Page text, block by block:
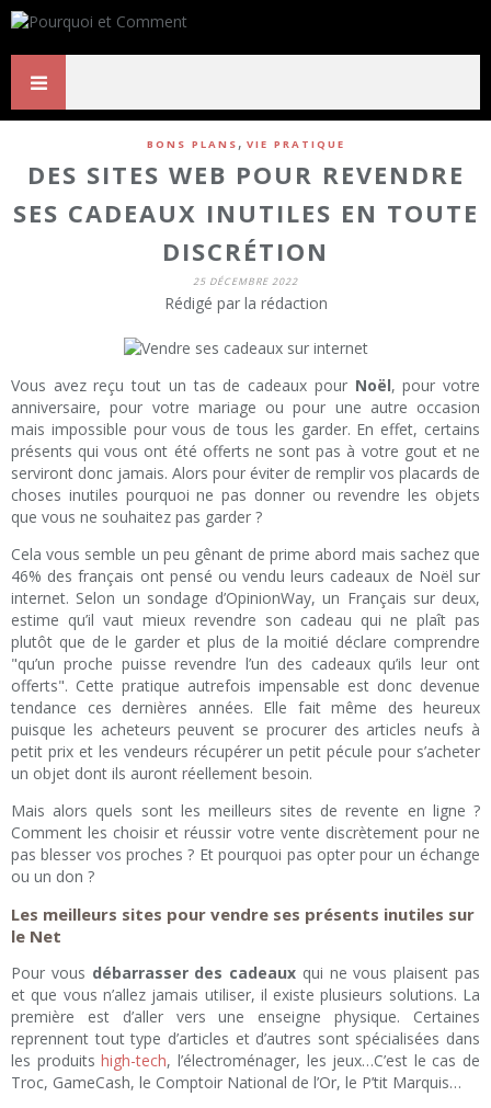
BONS PLANS , VIE PRATIQUE
DES SITES WEB POUR REVENDRE
SES CADEAUX INUTILES EN TOUTE
DISCRÉTION
25 DÉCEMBRE 2022
Rédigé par la rédaction
Vous avez reçu tout un tas de cadeaux pour Noël, pour votre
anniversaire, pour votre mariage ou pour une autre occasion
mais impossible pour vous de tous les garder. En effet, certains
présents qui vous ont été offerts ne sont pas à votre gout et ne
serviront donc jamais. Alors pour éviter de remplir vos placards de
choses inutiles pourquoi ne pas donner ou revendre les objets
que vous ne souhaitez pas garder ?
Cela vous semble un peu gênant de prime abord mais sachez que
46% des français ont pensé ou vendu leurs cadeaux de Noël sur
internet. Selon un sondage d’OpinionWay, un Français sur deux,
estime qu’il vaut mieux revendre son cadeau qui ne plaît pas
plutôt que de le garder et plus de la moitié déclare comprendre
"qu’un proche puisse revendre l’un des cadeaux qu’ils leur ont
offerts". Cette pratique autrefois impensable est donc devenue
tendance ces dernières années. Elle fait même des heureux
puisque les acheteurs peuvent se procurer des articles neufs à
petit prix et les vendeurs récupérer un petit pécule pour s’acheter
un objet dont ils auront réellement besoin.
Mais alors quels sont les meilleurs sites de revente en ligne ?
Comment les choisir et réussir votre vente discrètement pour ne
pas blesser vos proches ? Et pourquoi pas opter pour un échange
ou un don ?
Les meilleurs sites pour vendre ses présents inutiles sur
le Net
Pour vous débarrasser des cadeaux qui ne vous plaisent pas
et que vous n’allez jamais utiliser, il existe plusieurs solutions. La
première est d’aller vers une enseigne physique. Certaines
reprennent tout type d’articles et d’autres sont spécialisées dans
les produitshigh-tech, l’électroménager, les jeux…C’est le cas de
Troc, GameCash, le Comptoir National de l’Or, le P’tit Marquis…